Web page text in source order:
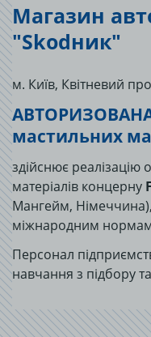
Магазин
"Skodник"
м. Київ, Квітневий
мастильних
здійснює реалізацію
матеріалів концерну
Мангейм, Німеччина),
міжнародним нормам
Персонал
навчання з підбору